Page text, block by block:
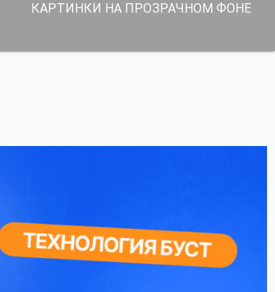
КАРТИНКИ НА ПРОЗРАЧНОМ ФОНЕ